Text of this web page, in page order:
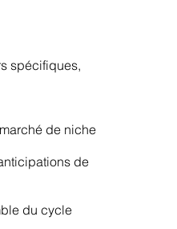
spécifiques,
de niche
de
du cycle